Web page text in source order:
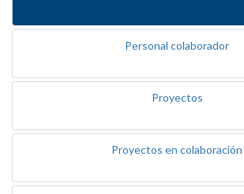
Personal colaborador
Proyectos
Proyectos en colaboración